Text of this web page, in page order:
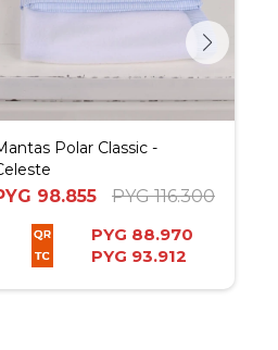
Polar Classic -
98.855 PYG 116.300
PYG 88.970
PYG 93.912